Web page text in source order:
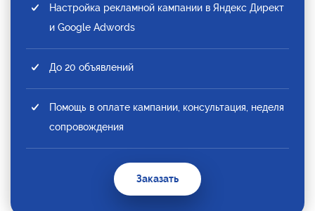
Настройка рекламной кампании в Яндекс Директ
и Google Adwords
До 20 объявлений
Помощь в оплате кампании, консультация, неделя
сопровождения
Заказать